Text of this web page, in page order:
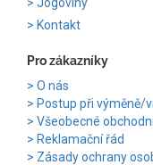
Kontakt
Pro zákazníky
O nás
Postup při výměně/
Všeobecné
Reklamační řád
Zásady ochrany